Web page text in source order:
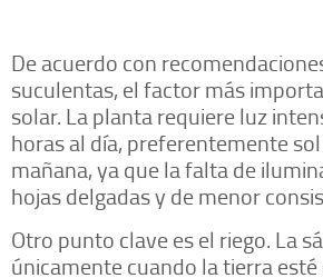
De acuerdo con
suculentas, el factor más
solar. La planta requiere luz
horas al día, preferentemente
mañana, ya que la falta de
hojas delgadas y de menor
Otro punto clave es el riego. La
únicamente cuando la tierra